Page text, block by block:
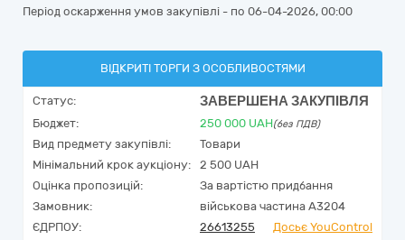
Період оскарження умов закупівлі - по 06-04-2026, 00:00
ВІДКРИТІ ТОРГИ З ОСОБЛИВОСТЯМИ
Статус: ЗАВЕРШЕНА ЗАКУПІВЛЯ
Бюджет: 250 000 UAH(без ПДВ)
Вид предмету закупівлі:
Товари
Мінімальний крок аукціону:
2 500 UAH
Оцінка пропозицій:
За вартістю придбання
Замовник:
військова частина А3204
ЄДРПОУ:
26613255 Досьє YouControl